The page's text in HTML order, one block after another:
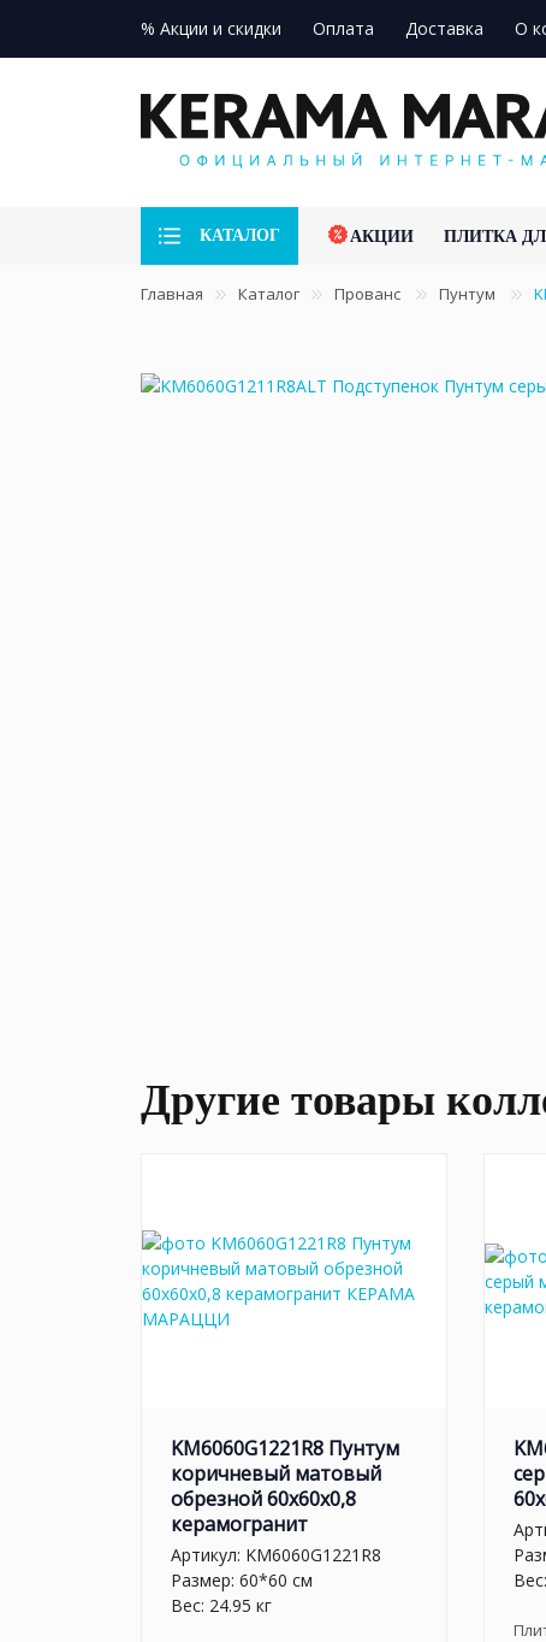
% Акции и скидки Оплата Доставка О
КАТАЛОГ АКЦИИ ПЛИТКА
Главная Каталог Прованс Пунтум
Другие товары
KM6060G1221R8 Пунтум
коричневый матовый
обрезной 60x60x0,8
керамогранит
Артикул: KM6060G1221R8
Размер: 60*60 см
Вес: 24.95 кг